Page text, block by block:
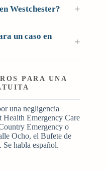
Westchester? +
un caso en
+
PARA UNA
una negligencia
Emergency Care
Emergency o
Ocho, el Bufete de
habla español.